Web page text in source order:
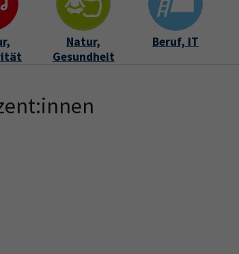
Natur,
Gesundheit
Beruf, IT